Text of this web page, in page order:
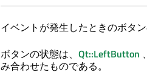
イベントが発生したときのボタン
ボタンの状態は、 Qt::LeftButton 、
み合わせたものである。